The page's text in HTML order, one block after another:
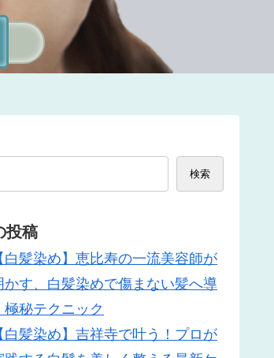
検索
投稿
白髪染め】恵比寿の一流美容師が
かす、白髪染めで傷まない髪へ導
極秘テクニック
白髪染め】吉祥寺で叶う！プロが